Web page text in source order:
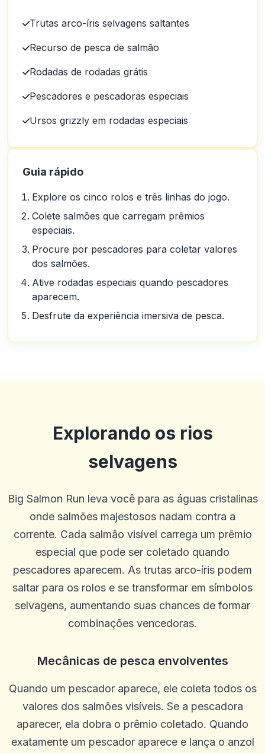
Trutas arco-íris selvagens saltantes
Recurso de pesca de salmão
Rodadas de rodadas grátis
Pescadores e pescadoras especiais
Ursos grizzly em rodadas especiais
Guia rápido
Explore os cinco rolos e três linhas do jogo.
Colete salmões que carregam prêmios
especiais.
Procure por pescadores para coletar valores
dos salmões.
Ative rodadas especiais quando pescadores
aparecem.
Desfrute da experiência imersiva de pesca.
Explorando os rios
selvagens
Big Salmon Run leva você para as águas cristalinas
onde salmões majestosos nadam contra a
corrente. Cada salmão visível carrega um prêmio
especial que pode ser coletado quando
pescadores aparecem. As trutas arco-íris podem
saltar para os rolos e se transformar em símbolos
selvagens, aumentando suas chances de formar
combinações vencedoras.
Mecânicas de pesca envolventes
Quando um pescador aparece, ele coleta todos os
valores dos salmões visíveis. Se a pescadora
aparecer, ela dobra o prêmio coletado. Quando
exatamente um pescador aparece e lança o anzol